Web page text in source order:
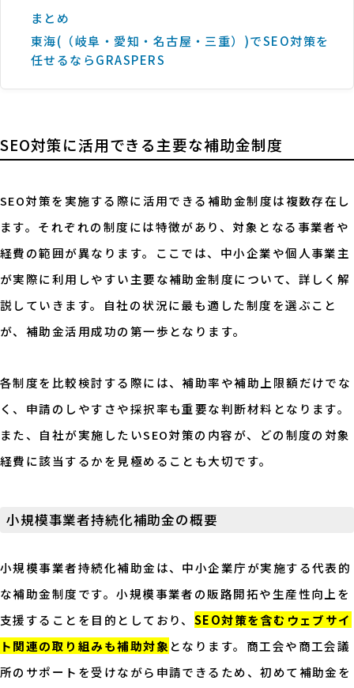
まとめ
東海(（岐阜・愛知・名古屋・三重）)でSEO対策を
任せるならGRASPERS
SEO対策に活用できる主要な補助金制度
SEO対策を実施する際に活用できる補助金制度は複数存在し
ます。それぞれの制度には特徴があり、対象となる事業者や
経費の範囲が異なります。ここでは、中小企業や個人事業主
が実際に利用しやすい主要な補助金制度について、詳しく解
説していきます。自社の状況に最も適した制度を選ぶこと
が、補助金活用成功の第一歩となります。
各制度を比較検討する際には、補助率や補助上限額だけでな
く、申請のしやすさや採択率も重要な判断材料となります。
また、自社が実施したいSEO対策の内容が、どの制度の対象
経費に該当するかを見極めることも大切です。
小規模事業者持続化補助金の概要
小規模事業者持続化補助金は、中小企業庁が実施する代表的
な補助金制度です。小規模事業者の販路開拓や生産性向上を
支援することを目的としており、 SEO対策を含むウェブサイ
ト関連の取り組みも補助対象 となります。商工会や商工会議
所のサポートを受けながら申請できるため、初めて補助金を